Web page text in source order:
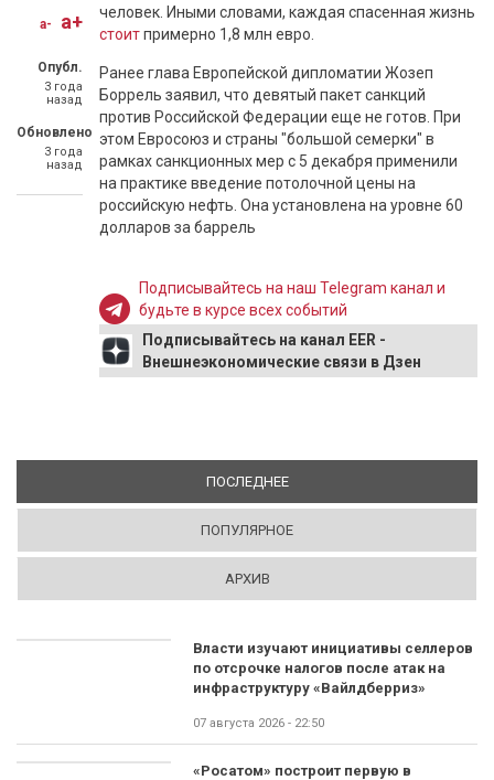
a- a+
Опубл.
3 года
назад
Обновлено
3 года
назад
человек. Иными словами, каждая спасенная жизнь
стоитпримерно 1,8 млн евро.
Ранее глава Европейской дипломатии Жозеп
Боррель заявил, что девятый пакет санкций
против Российской Федерации еще не готов. При
этом Евросоюз и страны "большой семерки" в
рамках санкционных мер с 5 декабря применили
на практике введение потолочной цены на
российскую нефть. Она установлена на уровне 60
долларов за баррель
Подписывайтесь на наш Telegram канал и
будьте в курсе всех событий
Подписывайтесь на канал EER -
Внешнеэкономические связи в Дзен
ПОСЛЕДНЕЕ(АКТИВНАЯ ВКЛАДКА)
ПОПУЛЯРНОЕ
АРХИВ
Власти изучают инициативы селлеров
по отсрочке налогов после атак на
инфраструктуру «Вайлдберриз»
07 августа 2026 - 22:50
«Росатом» построит первую в